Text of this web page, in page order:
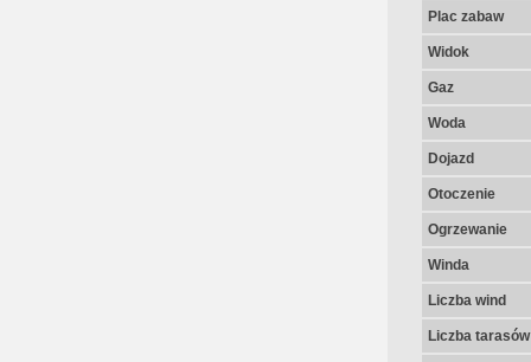
Plac zabaw
Widok
Gaz
Woda
Dojazd
Otoczenie
Ogrzewanie
Winda
Liczba wind
Liczba tarasów